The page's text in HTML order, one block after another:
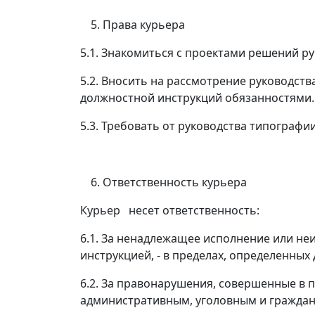
Права курьера
5.1. Знакомиться с проектами решений
5.2. Вносить на рассмотрение
должностной инструкций обязанностями.
5.3. Требовать от руководства
Ответственность курьера
Курьер
несет ответственность:
6.1. За ненадлежащее исполнение или
инструкцией, - в пределах,
6.2. За правонарушения, совершенные в
административным, уголовным и